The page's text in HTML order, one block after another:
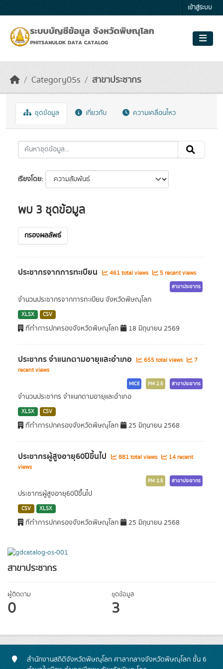
เข้าสู่ระบบ
Category05s สาขาประชากร
สาขาประชากร
ผู้ติดตาม
0
ชุดข้อมูล
3
ชุดข้อมูล เกี่ยวกับ ความเคลื่อนไหว
เรียงโดย
พบ 3 ชุดข้อมูล
กรองผลลัพธ์
ประชากรจากการทะเบียน 461 total views 5 recent views
สาขาประชากร
จำนวนประชากรจากการทะเบียน จังหวัดพิษณุโลก
XLSX CSV
ที่ทำการปกครองจังหวัดพิษณุโลก 18 มิถุนายน 2569
ประชากร จำแนกตามอายุและอำเภอ 655 total views
7
recent views
MICE PM 2.5 สาขาประชากร
จำนวนประชากร จำแนกตามอายุและอำเภอ
XLSX CSV
ที่ทำการปกครองจังหวัดพิษณุโลก 25 มิถุนายน 2568
ประชากรผู้สูงอายุ60ปีขึ้นไป 881 total views
14 recent
views
PM 2.5 สาขาประชากร
ประชากรผู้สูงอายุ60ปีขึ้นไป
CSV XLSX
ที่ทำการปกครองจังหวัดพิษณุโลก 25 มิถุนายน 2568
สำนักงานสถิติจังหวัดพิษณุโลก ศาลากลางจังหวัดพิษณุโลก ชั้น 6